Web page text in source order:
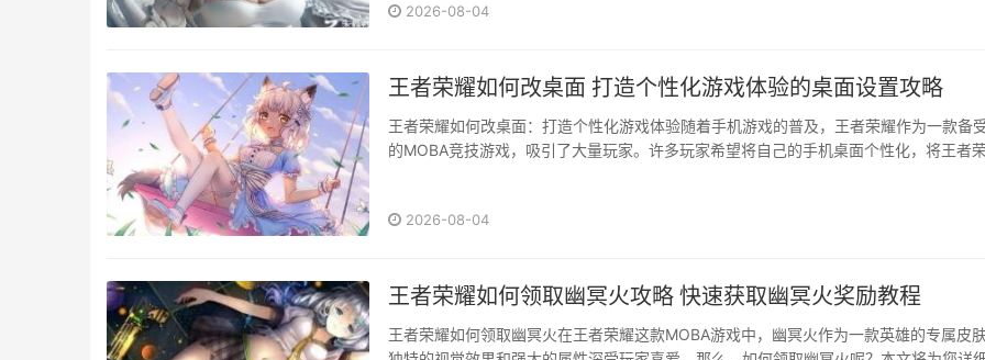
2026-08-04
王者荣耀如何改桌面 打造个性化游戏体验的桌面设置攻略
王者荣耀如何改桌面：打造个性化游戏体验随着手机游戏的普及，王者荣耀作为一款备
的MOBA竞技游戏，吸引了大量玩家。许多玩家希望将自己的手机桌面个性化，将王者
2026-08-04
王者荣耀如何领取幽冥火攻略 快速获取幽冥火奖励教程
王者荣耀如何领取幽冥火在王者荣耀这款MOBA游戏中，幽冥火作为一款英雄的专属皮